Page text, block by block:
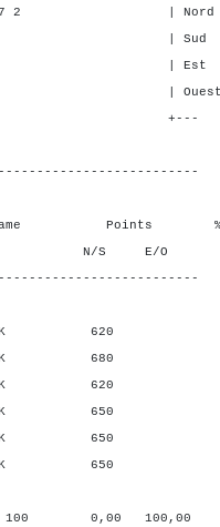
| Nord 3
3 5
Est - -
- -
Points %
E/O N/
620
680
620
650
650
650
100,00